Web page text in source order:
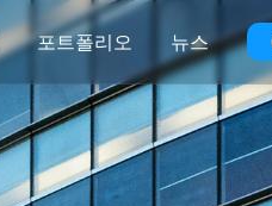
포트폴리오 뉴스